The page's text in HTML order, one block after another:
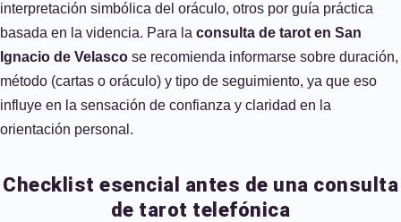
interpretación simbólica del oráculo, otros por guía práctica
basada en la videncia. Para la consulta de tarot en San
Ignacio de Velasco se recomienda informarse sobre duración,
método (cartas o oráculo) y tipo de seguimiento, ya que eso
influye en la sensación de confianza y claridad en la
orientación personal.
Checklist esencial antes de una consulta
de tarot telefónica